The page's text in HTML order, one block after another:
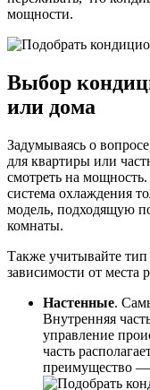
мощности.
Выбор
или дома
Задумываясь о
для квартиры или
смотреть на
система охлаждения
модель, подходящую
комнаты.
Также учитывайте
зависимости от места
Настенные.
Внутренняя
управление
часть
преимущество —